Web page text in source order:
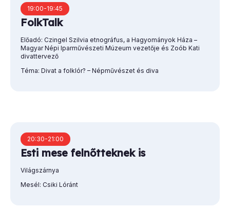
19:00-19:45
FolkTalk
Előadó: Czingel Szilvia etnográfus, a Hagyományok Háza –
Magyar Népi Iparművészeti Múzeum vezetője és Zoób Kati
divattervező
Téma: Divat a folklór? – Népművészet és diva
20:30-21:00
Esti mese felnőtteknek is
Világszárnya
Mesél: Csiki Lóránt